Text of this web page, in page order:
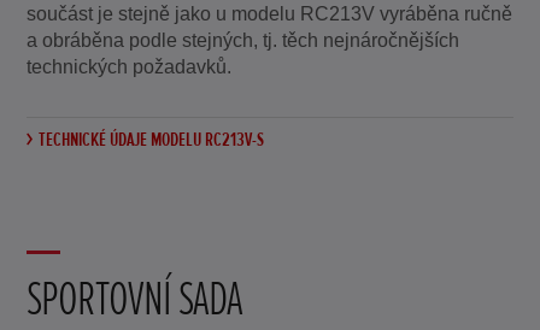
součást je stejně jako u modelu RC213V vyráběna ručně
a obráběna podle stejných, tj. těch nejnáročnějších
technických požadavků.
TECHNICKÉ ÚDAJE MODELU RC213V-S
SPORTOVNÍ SADA